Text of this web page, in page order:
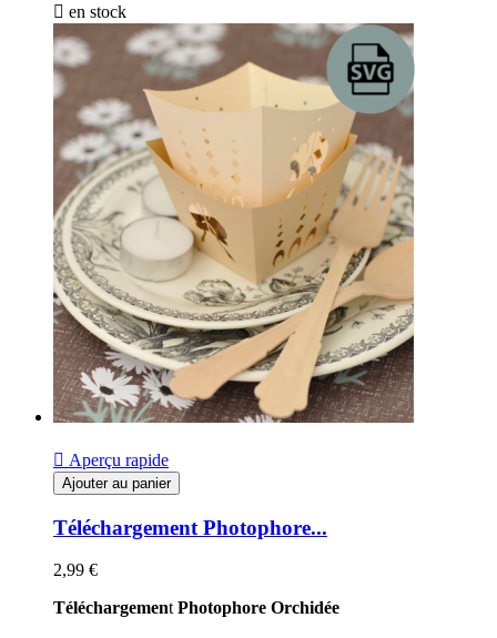
 en stock
 Aperçu rapide
Ajouter au panier
Téléchargement Photophore...
2,99 €
TéléchargementPhotophore Orchidée